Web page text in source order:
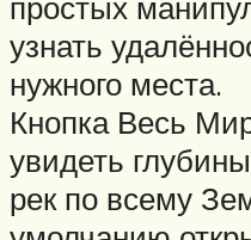
узнать
нужного места.
Кнопка Весь
увидеть
рек по всему